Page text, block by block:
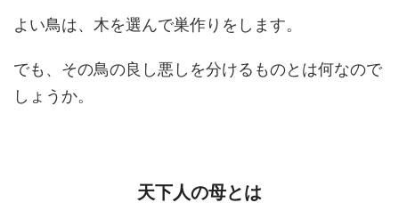
よい鳥は、木を選んで巣作りをします。
でも、その鳥の良し悪しを分けるものとは何なので
しょうか。
天下人の母とは